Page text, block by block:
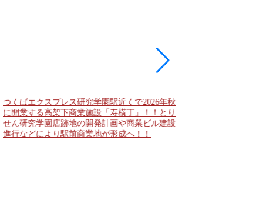
つくばエクスプレス研究学園駅近くで2026年秋
に開業する高架下商業施設「寿横丁」！！とり
せん研究学園店跡地の開発計画や商業ビル建設
進行などにより駅前商業地が形成へ！！